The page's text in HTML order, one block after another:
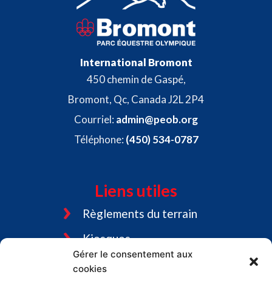
Gérer le consentement aux
cookies
International Bromont
450 chemin de Gaspé,
Bromont, Qc, Canada J2L 2P4
Courriel: admin@peob.org
Téléphone: (450) 534-0787
Liens utiles
Règlements du terrain
Kiosques
Tourisme Bromont